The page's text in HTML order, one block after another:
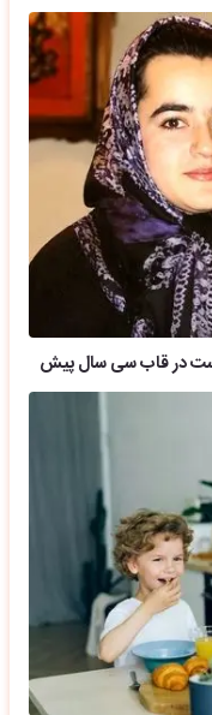
دوست در قاب سی سال پیش